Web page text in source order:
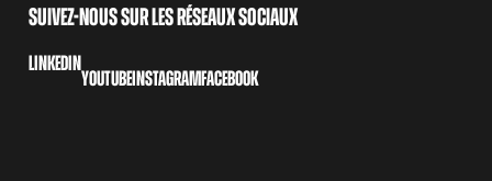
SUIVEZ-NOUS SUR LES RÉSEAUX SOCIAUX
LINKEDIN
YOUTUBEINSTAGRAMFACEBOOK